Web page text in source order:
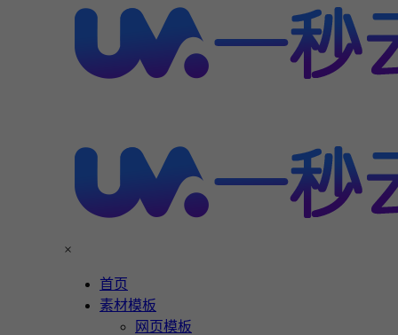
×
首页
素材模板
网页模板